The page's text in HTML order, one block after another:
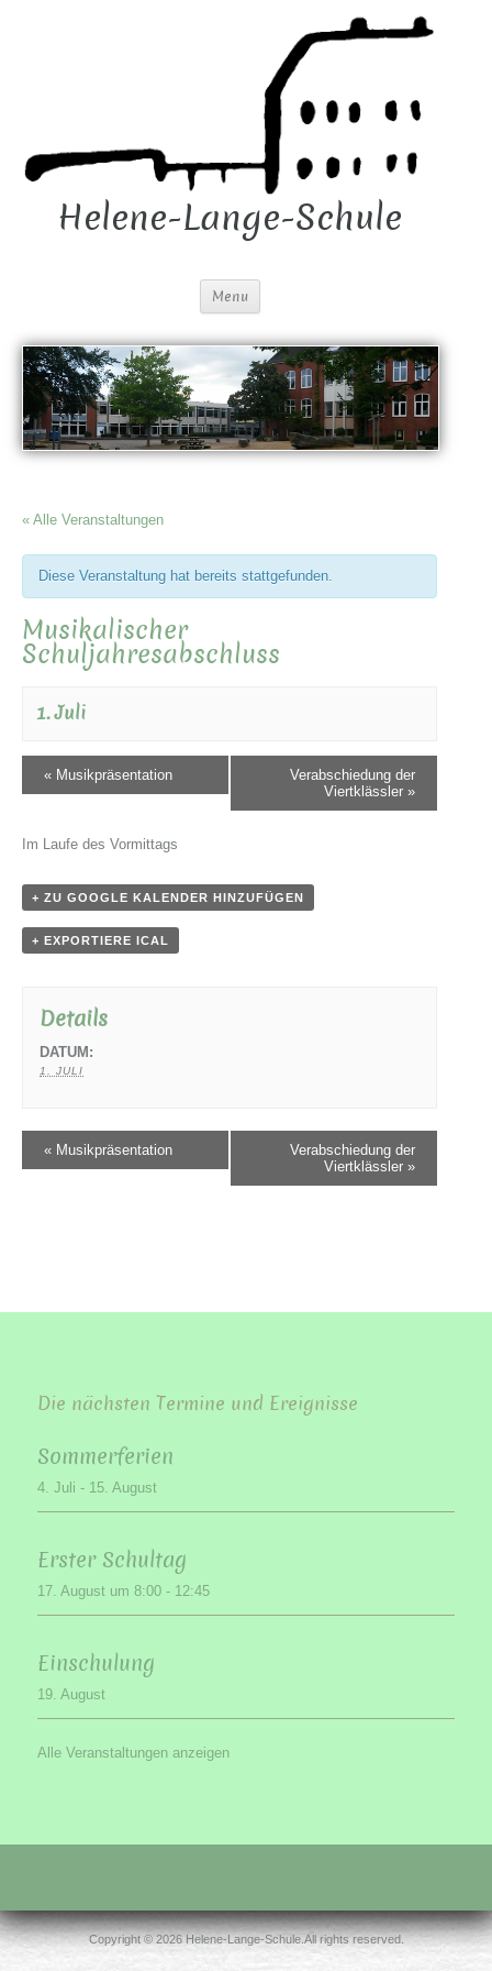
Helene-Lange-Schule
Menu
« Alle Veranstaltungen
Diese Veranstaltung hat bereits stattgefunden.
Musikalischer
Schuljahresabschluss
1. Juli
« Musikpräsentation
Verabschiedung der
Viertklässler »
Im Laufe des Vormittags
+ ZU GOOGLE KALENDER HINZUFÜGEN
+ EXPORTIERE ICAL
Details
DATUM:
1. JULI
« Musikpräsentation
Verabschiedung der
Viertklässler »
Die nächsten Termine und Ereignisse
Sommerferien
4. Juli - 15. August
Erster Schultag
17. August um 8:00 - 12:45
Einschulung
19. August
Alle Veranstaltungen anzeigen
Copyright © 2026 Helene-Lange-Schule.All rights reserved.